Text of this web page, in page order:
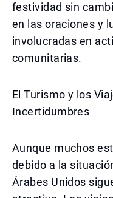
festividad sin
en las oraciones y
involucradas en
comunitarias.
El Turismo y los
Incertidumbres
Aunque muchos
debido a la
Árabes Unidos